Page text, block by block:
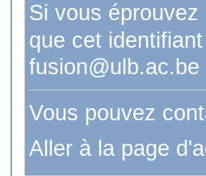
Si vous
que cet
fusion@ulb.ac.be
Vous pouvez
Aller à la page